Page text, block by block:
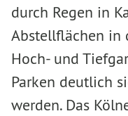
durch Regen in
Abstellflächen in
Hoch- und
Parken deutlich
werden. Das